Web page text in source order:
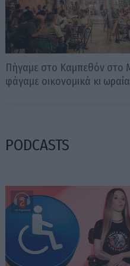
Πήγαμε στο Καμπεθόν στο
φάγαμε οικονομικά κι ωραία
PODCASTS